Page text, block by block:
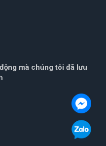
mà chúng tôi đã lưu